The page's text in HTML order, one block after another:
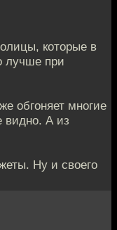
которые в
лучше при
обгоняет многие
видно. А из
Ну и своего